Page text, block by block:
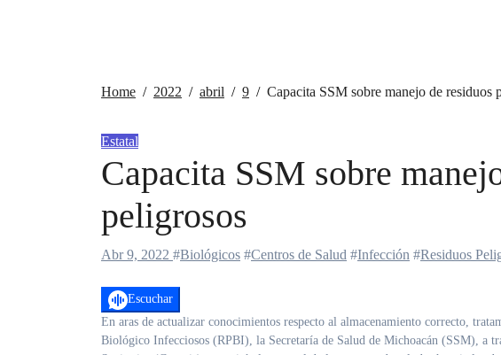
Home 2022 abril 9 Capacita SSM sobre manejo de residuos
Estatal
Capacita SSM sobre
peligrosos
Abr 9, 2022 #Biológicos #Centros de Salud #Infección #Residuos
Escuchar
En aras de actualizar conocimientos respecto al almacenamiento correcto, tratamiento, y disposición final de los Residuos Peligrosos
Biológico Infecciosos (RPBI), la Secretaría de Salud de Michoacán (SSM), a